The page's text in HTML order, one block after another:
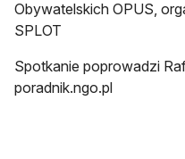
Obywatelskich OPUS,
SPLOT
Spotkanie poprowadzi
poradnik.ngo.pl